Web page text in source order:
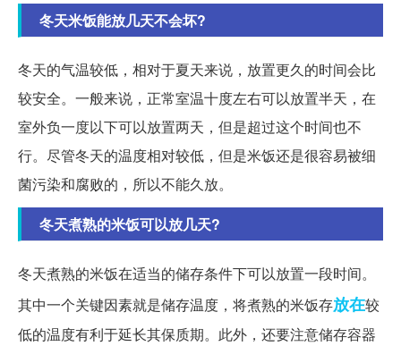
冬天米饭能放几天不会坏?
冬天的气温较低，相对于夏天来说，放置更久的时间会比
较安全。一般来说，正常室温十度左右可以放置半天，在
室外负一度以下可以放置两天，但是超过这个时间也不
行。尽管冬天的温度相对较低，但是米饭还是很容易被细
菌污染和腐败的，所以不能久放。
冬天煮熟的米饭可以放几天?
冬天煮熟的米饭在适当的储存条件下可以放置一段时间。
其中一个关键因素就是储存温度，将煮熟的米饭存放在较
低的温度有利于延长其保质期。此外，还要注意储存容器